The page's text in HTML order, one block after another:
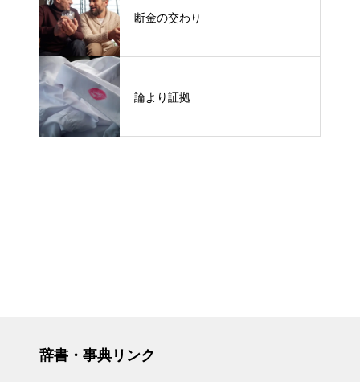
断金の交わり
論より証拠
辞書・事典リンク